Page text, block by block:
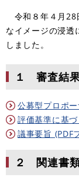
令和８年４月28
なイメージの浸透
しました。
１ 審査結
公募型プロポ
評価基準に基
議事要旨 (PDF
２ 関連書